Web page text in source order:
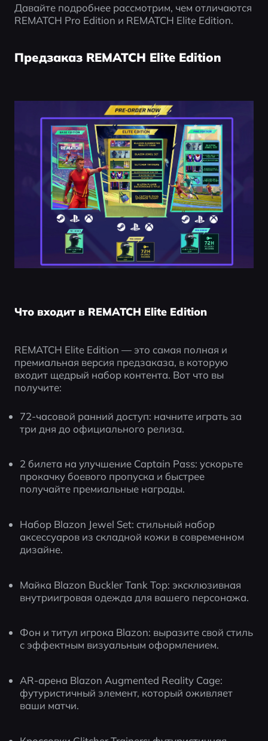
Давайте подробнее рассмотрим, чем отличаются
REMATCH Pro Edition и REMATCH Elite Edition.
Предзаказ REMATCH Elite Edition
Что входит в REMATCH Elite Edition
REMATCH Elite Edition — это самая полная и
премиальная версия предзаказа, в которую
входит щедрый набор контента. Вот что вы
получите:
72-часовой ранний доступ: начните играть за
три дня до официального релиза.
2 билета на улучшение Captain Pass: ускорьте
прокачку боевого пропуска и быстрее
получайте премиальные награды.
Набор Blazon Jewel Set: стильный набор
аксессуаров из складной кожи в современном
дизайне.
Майка Blazon Buckler Tank Top: эксклюзивная
внутриигровая одежда для вашего персонажа.
Фон и титул игрока Blazon: выразите свой стиль
с эффектным визуальным оформлением.
AR-арена Blazon Augmented Reality Cage:
футуристичный элемент, который оживляет
ваши матчи.